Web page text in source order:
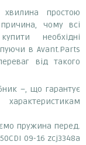
простою
чому всі
необхідні
в Avant.Parts
від такого
–, що гарантує
пружина перед.
09-16 zcj3348a